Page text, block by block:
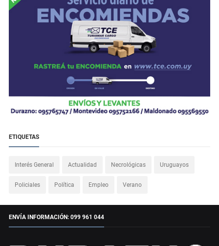
ETIQUETAS
Interés General Actualidad Necrológicas Uruguayos
Policiales Política Empleo Verano
ENVÍA INFORMACIÓN: 099 961 044